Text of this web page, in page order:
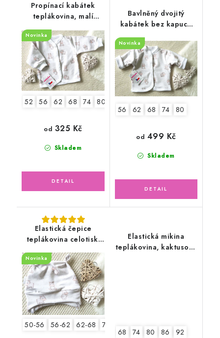
Propínací kabátek
teplákovina, malí
hrošíci
Novinka
52 56 62 68 74 80
Skladem
od 325 Kč
Bavlněný dvojitý
kabátek bez kapuce
teplákovina, malí
hrošíci
Novinka
56 62 68 74 80
Skladem
od 499 Kč
Elastická čepice
teplákovina celotisk,
Novinka
50-56 56-62 62-68 74-80
Elastická mikina
teplákovina, kaktusově
68 74 80 86 92